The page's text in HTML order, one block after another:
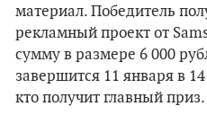
материал. Победитель
рекламный проект от
сумму в размере 6 000
завершится 11 января в
кто получит главный приз.